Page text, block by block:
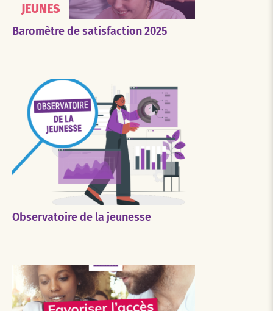
JEUNES
Baromètre de satisfaction 2025
Observatoire de la jeunesse